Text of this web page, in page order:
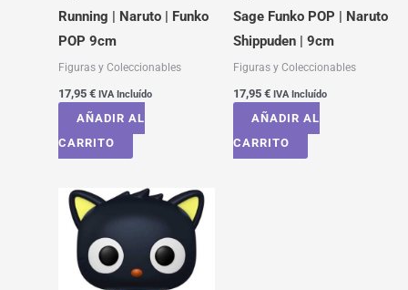
Running | Naruto | Funko
POP 9cm
Figuras y Coleccionables
17,95 € IVA Incluído
AÑADIR AL
CARRITO
Sage Funko POP | Naruto
Shippuden | 9cm
Figuras y Coleccionables
17,95 € IVA Incluído
AÑADIR AL
CARRITO